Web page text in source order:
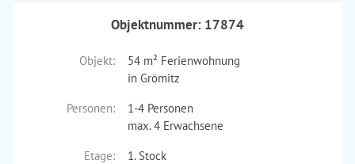
Objektnummer: 17874
Objekt:
54 m² Ferienwohnung
in Grömitz
Personen:
1-4 Personen
max. 4 Erwachsene
Etage:
1. Stock